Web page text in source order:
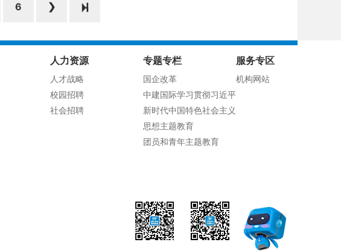
6
人力资源
人才战略
校园招聘
社会招聘
专题专栏
国企改革
中建国际学习贯彻习近平
新时代中国特色社会主义
思想主题教育
团员和青年主题教育
服务专区
机构网站